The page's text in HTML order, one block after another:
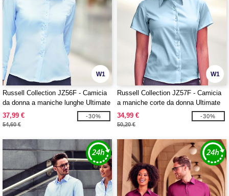
W1
Russell Collection JZ56F - Camicia
da donna a maniche lunghe Ultimate
Non-Iron
37,99 €
54,60 €
-30%
W1
Russell Collection JZ57F - Camicia
a maniche corte da donna Ultimate
Non-Iron
34,99 €
50,20 €
-30%